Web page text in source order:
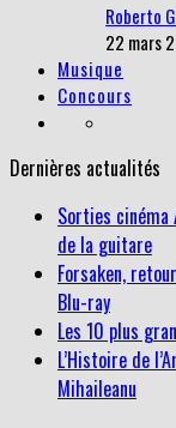
Roberto
22 mars
Musique
Concours
Dernières actualités
Sorties
de la guitare
Forsaken,
Blu-ray
Les 10 plus
L’Histoire de
Mihaileanu